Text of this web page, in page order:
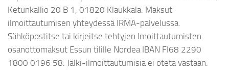
Ketunkallio 20 B 1, 01820 Klaukkala. Maksut
ilmoittautumisen yhteydessä IRMA-palvelussa.
Sähköpostitse tai kirjeitse tehtyjen lmoittautumisten
osanottomaksut Essun tilille Nordea IBAN FI68 2290
1800 0196 58. Jälki-ilmoittautumisia ei oteta vastaan.